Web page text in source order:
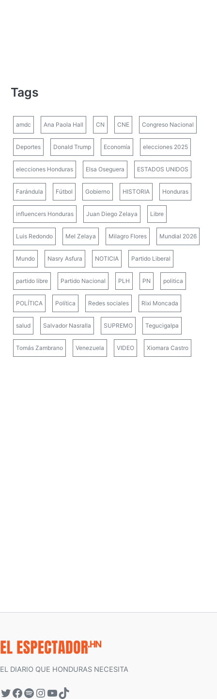
Tags
amdc Ana Paola Hall CN CNE Congreso Nacional
Deportes Donald Trump Economía elecciones 2025
elecciones Honduras Elsa Oseguera ESTADOS UNIDOS
Farándula Fútbol Gobierno HISTORIA Honduras
influencers Honduras Juan Diego Zelaya Libre
Luis Redondo Mel Zelaya Milagro Flores Mundial 2026
Mundo Nasry Asfura NOTICIA Partido Liberal
partido libre Partido Nacional PLH PN politica
POLÍTICA Política Redes sociales Rixi Moncada
salud Salvador Nasralla SUPREMO Tegucigalpa
Tomás Zambrano Venezuela VIDEO Xiomara Castro
EL DIARIO QUE HONDURAS NECESITA